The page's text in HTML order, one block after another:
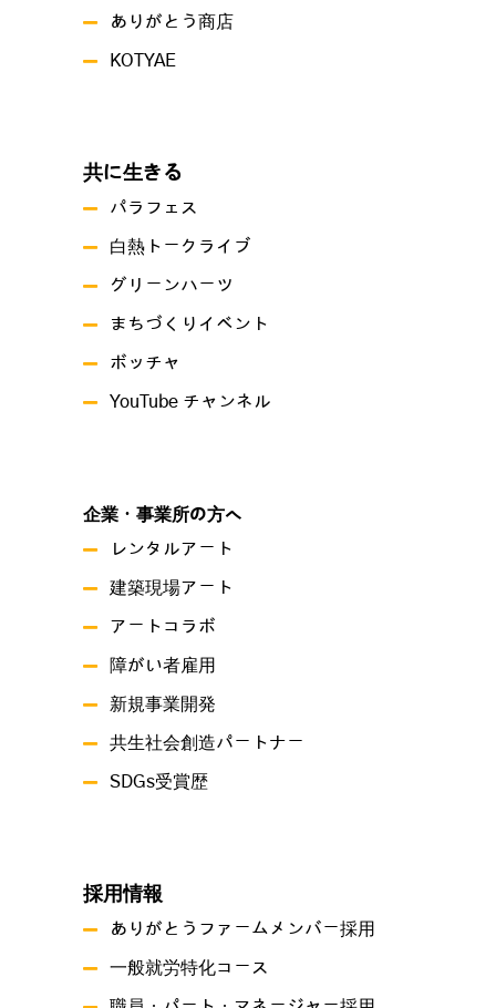
ありがとう商店
KOTYAE
共に生きる
パラフェス
白熱トークライブ
グリーンハーツ
まちづくりイベント
ボッチャ
YouTube チャンネル
企業・事業所の方へ
レンタルアート
建築現場アート
アートコラボ
障がい者雇用
新規事業開発
共生社会創造パートナー
SDGs受賞歴
採用情報
ありがとうファームメンバー採用
一般就労特化コース